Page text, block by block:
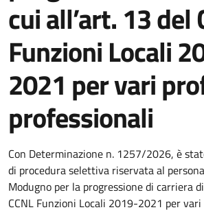
cui all’art. 13 del
Funzioni Locali
2021 per vari
professionali
Dettagli della notizia
Con Determinazione n. 1257/2026, è
di procedura selettiva riservata al
Modugno per la progressione di carriera
CCNL Funzioni Locali 2019-2021 per